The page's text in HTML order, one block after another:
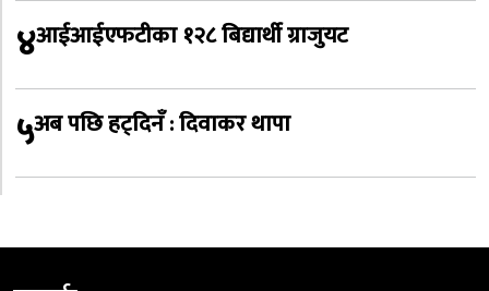
४आईआईएफटीका १२८ बिद्यार्थी ग्राजुयट
५अब पछि हट्दिनँ : दिवाकर थापा